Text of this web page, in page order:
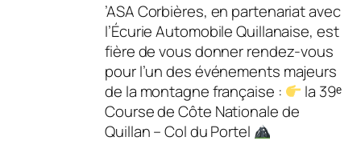
’ASA Corbières, en partenariat avec
l’Écurie Automobile Quillanaise, est
fière de vous donner rendez-vous
pour l’un des événements majeurs
de la montagne française :
la 39ᵉ
Course de Côte Nationale de
Quillan – Col du Portel